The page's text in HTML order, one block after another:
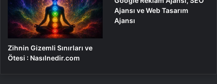
Zihnin Gizemli Sınırları ve
Ötesi : Nasılnedir.com
Ajansı ve Web Tasarım
Ajansı